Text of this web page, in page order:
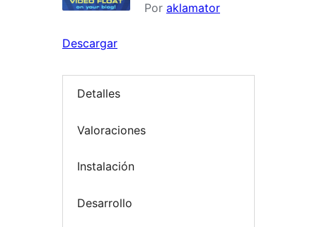
Por aklamator
Descargar
Detalles
Valoraciones
Instalación
Desarrollo